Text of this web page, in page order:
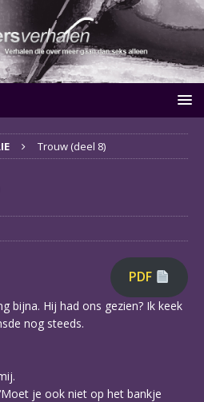
Trouw (deel 8)
PDF
bijna. Hij had ons gezien? Ik keek
nog steeds.
‘Moet je ook niet op het bankje